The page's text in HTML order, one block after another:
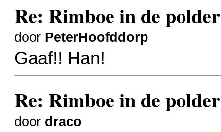
Re: Rimboe in de
door PeterHoofddorp
Gaaf!! Han!
Re: Rimboe in de
door draco